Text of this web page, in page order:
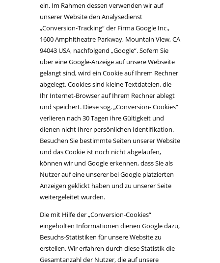
ein. Im Rahmen dessen verwenden wir auf
unserer Website den Analysedienst
„Conversion-Tracking“ der Firma Google Inc.,
1600 Amphitheatre Parkway, Mountain View, CA
94043 USA, nachfolgend „Google“. Sofern Sie
über eine Google-Anzeige auf unsere Webseite
gelangt sind, wird ein Cookie auf Ihrem Rechner
abgelegt. Cookies sind kleine Textdateien, die
Ihr Internet-Browser auf Ihrem Rechner ablegt
und speichert. Diese sog. „Conversion- Cookies“
verlieren nach 30 Tagen ihre Gültigkeit und
dienen nicht Ihrer persönlichen Identifikation.
Besuchen Sie bestimmte Seiten unserer Website
und das Cookie ist noch nicht abgelaufen,
können wir und Google erkennen, dass Sie als
Nutzer auf eine unserer bei Google platzierten
Anzeigen geklickt haben und zu unserer Seite
weitergeleitet wurden.
Die mit Hilfe der „Conversion-Cookies“
eingeholten Informationen dienen Google dazu,
Besuchs-Statistiken für unsere Website zu
erstellen. Wir erfahren durch diese Statistik die
Gesamtanzahl der Nutzer, die auf unsere